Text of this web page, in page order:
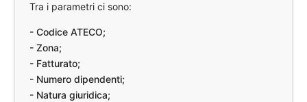
Tra i parametri ci sono:
- Codice ATECO;
- Zona;
- Fatturato;
- Numero dipendenti;
- Natura giuridica;